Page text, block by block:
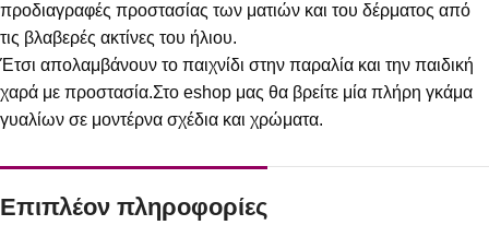
προδιαγραφές προστασίας των ματιών και του δέρματος από
τις βλαβερές ακτίνες του ήλιου.
Έτσι απολαμβάνουν το παιχνίδι στην παραλία και την παιδική
χαρά με προστασία.Στο eshop μας θα βρείτε μία πλήρη γκάμα
γυαλίων σε μοντέρνα σχέδια και χρώματα.
Επιπλέον πληροφορίες